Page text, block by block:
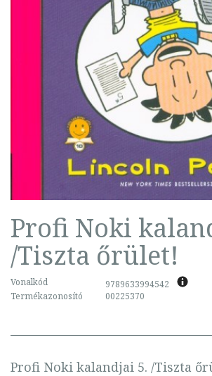
Profi Noki
/Tiszta őrület!
Vonalkód
9789633994542
Termékazonosító
00225370
Profi Noki kalandjai 5. /Tiszta